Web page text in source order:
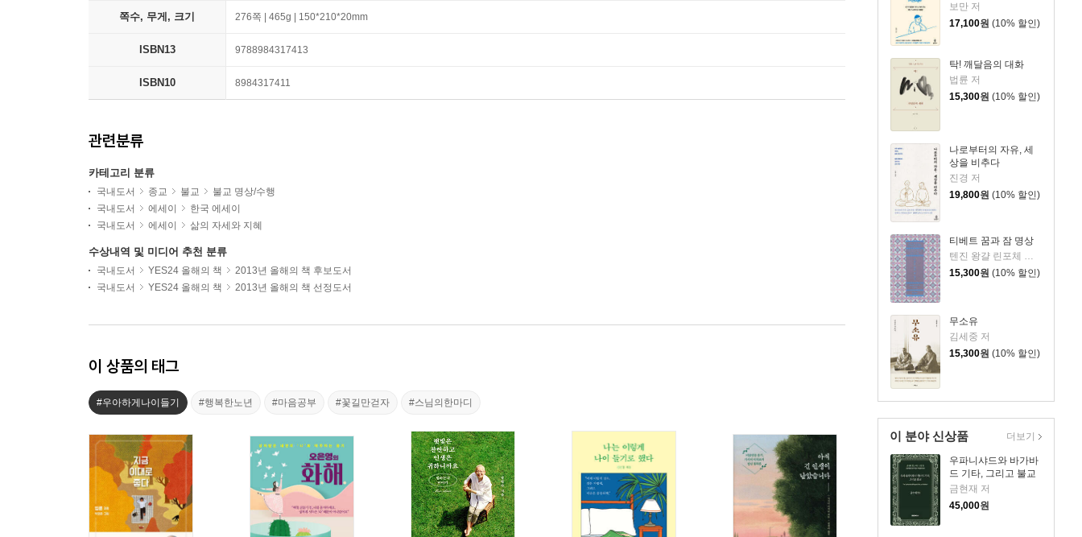
보만 저
17,100원 (10% 할인)
탁! 깨달음의 대화
법륜 저
15,300원 (10% 할인)
나로부터의 자유, 세
상을 비추다
진경 저
19,800원 (10% 할인)
티베트 꿈과 잠 명상
15,300원 (10% 할인)
무소유
김세중 저
15,300원 (10% 할인)
이 분야 신상품
우파니샤드와 바가바
드 기타, 그리고 불교
금현재 저
45,000원
더보기
쪽수, 무게, 크기 276쪽 | 465g | 150*210*20mm
ISBN13 9788984317413
ISBN10 8984317411
관련분류
카테고리 분류
국내도서 종교 불교
불교 명상/수행
국내도서
에세이
한국 에세이
국내도서
에세이 삶의 자세와 지혜
수상내역 및 미디어 추천 분류
국내도서 YES24 올해의 책
2013년 올해의 책 후보도서
국내도서
YES24 올해의 책 2013년 올해의 책 선정도서
이 상품의 태그
#우아하게나이들기 #행복한노년 #마음공부 #꽃길만걷자 #스님의한마디